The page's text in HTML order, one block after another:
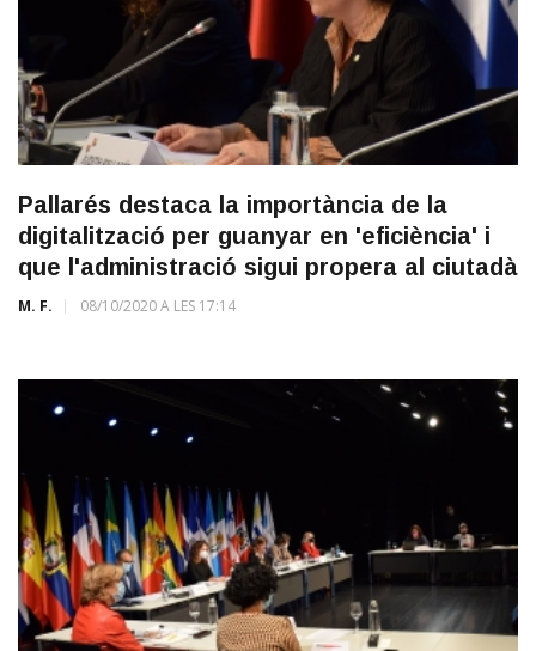
Pallarés destaca la importància de la
digitalització per guanyar en 'eficiència' i
que l'administració sigui propera al ciutadà
M. F. 08/10/2020 A LES 17:14